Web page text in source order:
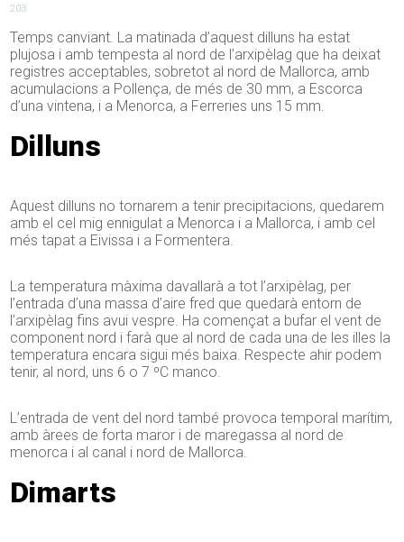
203
Temps canviant. La matinada d’aquest dilluns ha estat
plujosa i amb tempesta al nord de l’arxipèlag que ha deixat
registres acceptables, sobretot al nord de Mallorca, amb
acumulacions a Pollença, de més de 30 mm, a Escorca
d’una vintena, i a Menorca, a Ferreries uns 15 mm.
Dilluns
Aquest dilluns no tornarem a tenir precipitacions, quedarem
amb el cel mig ennigulat a Menorca i a Mallorca, i amb cel
més tapat a Eivissa i a Formentera.
La temperatura màxima davallarà a tot l’arxipèlag, per
l’entrada d’una massa d’aire fred que quedarà entorn de
l’arxipèlag fins avui vespre. Ha començat a bufar el vent de
component nord i farà que al nord de cada una de les illes la
temperatura encara sigui més baixa. Respecte ahir podem
tenir, al nord, uns 6 o 7 ºC manco.
L’entrada de vent del nord també provoca temporal marítim,
amb àrees de forta maror i de maregassa al nord de
menorca i al canal i nord de Mallorca.
Dimarts